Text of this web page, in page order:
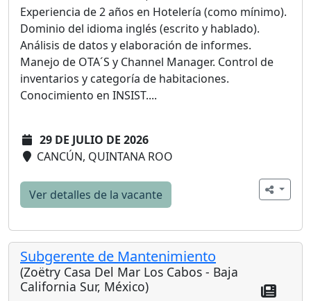
Experiencia de 2 años en Hotelería (como mínimo).
Dominio del idioma inglés (escrito y hablado).
Análisis de datos y elaboración de informes.
Manejo de OTA´S y Channel Manager. Control de
inventarios y categoría de habitaciones.
Conocimiento en INSIST....
29 DE JULIO DE 2026
CANCÚN, QUINTANA ROO
Ver detalles de la vacante
Subgerente de Mantenimiento
(Zoëtry Casa Del Mar Los Cabos - Baja
California Sur, México)